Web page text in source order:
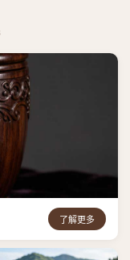
了解更多